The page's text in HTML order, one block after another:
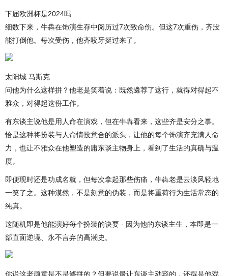
下届欧洲杯是2024吗
细数下来，牛犇在饰演生存中阅历过7次致命伤。但这7次重伤，齐没
能打倒他。每次受伤，他齐咬牙挺过来了。
太阳城 马斯克
问他为什么这样拼？他老是笑着说：既然遴荐了这行，就得对得起不
雅众，对得起这份工作。
有东谈主说他是用人命在演戏，但在牛犇看来，这些齐是安分之事。
恰是这种将扮装与人命情投意合的派头，让他的每个饰演齐充满人命
力，也让不雅众在他塑造的庸东谈主物身上，看到了生活的真确与温
度。
即便现时还是功成名就，但每次拿起那些伤痛，牛犇老是云淡风轻地
一笑了之。这种漠然，不是刻意的伪装，而是将重荷行为生活常态的
纯真。
这随机即是他能演好每个扮装的诀要 - 因为他的东谈主生，本即是一
部直面逆境、永不言弃的高潮史。
你说这老顽童是不是够拼的？但要说最让东谈主动容的，还得是他戏